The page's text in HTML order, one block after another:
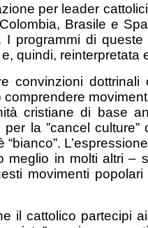
per leader
Brasile e
programmi di
quindi, reinterpretata
convinzioni
cristiane di base
la ”cancel
in molti altri –
movimenti
il cattolico partecipi